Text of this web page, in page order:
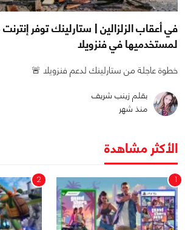
في أعقاب الزلزالين | ستارلينك توفر
لمستخدميها في فنزويلا
خطوة عاجلة من ستارلينك لدعم فنزويلا 🚨
بقلم زينب شريف
منذ شهر
الأكثر مشاهدة
1
2